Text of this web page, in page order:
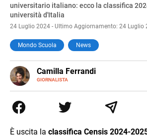
universitario italiano: ecco la classifica
università d'Italia
24 Luglio 2024 - Ultimo Aggiornamento: 24 Luglio
Mondo Scuola News
Camilla Ferrandi
GIORNALISTA
E-
MAIL
LINKEDIN
di trasformare la passione per la
da lì non mi sono più fermata.
È uscita la classifica Censis 2024-